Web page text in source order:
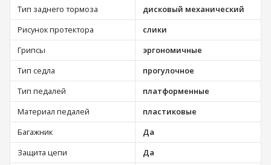
Тип заднего тормоза
дисковый механический
Рисунок протектора
слики
Грипсы
эргономичные
Тип седла
прогулочное
Тип педалей
платформенные
Материал педалей
пластиковые
Багажник
Да
Защита цепи
Да